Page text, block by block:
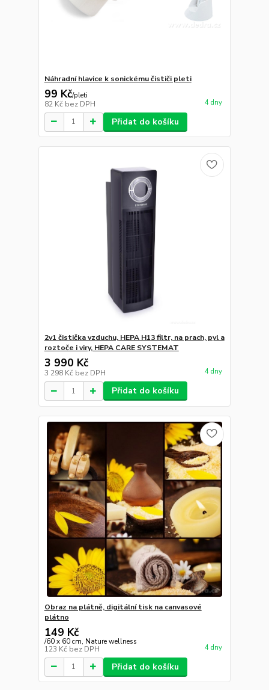
Náhradní hlavice k sonickému čističi pleti
99 Kč/pleti
82 Kč bez DPH 4 dny
Přidat do košíku
2v1 čistička vzduchu, HEPA H13 filtr, na prach, pyl a
roztoče i viry, HEPA CARE SYSTEMAT
3 990 Kč
3 298 Kč bez DPH 4 dny
Přidat do košíku
Obraz na plátně, digitální tisk na canvasové
plátno
149 Kč
/60 x 60 cm, Nature wellness
123 Kč bez DPH 4 dny
Přidat do košíku